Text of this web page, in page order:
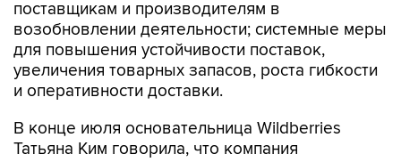
поставщикам и производителям в
возобновлении деятельности; системные меры
для повышения устойчивости поставок,
увеличения товарных запасов, роста гибкости
и оперативности доставки.
В конце июля основательница Wildberries
Татьяна Ким говорила, что компания